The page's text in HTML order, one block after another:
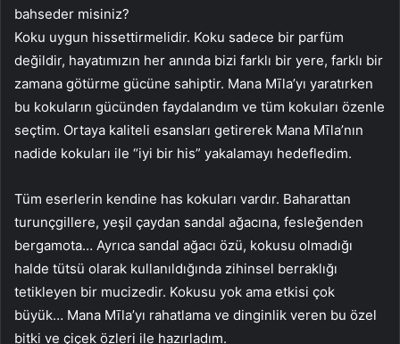
bahseder misiniz?
Koku uygun hissettirmelidir. Koku sadece bir parfüm
değildir, hayatımızın her anında bizi farklı bir yere, farklı bir
zamana götürme gücüne sahiptir. Mana Mīla’yı yaratırken
bu kokuların gücünden faydalandım ve tüm kokuları özenle
seçtim. Ortaya kaliteli esansları getirerek Mana Mīla’nın
nadide kokuları ile “iyi bir his” yakalamayı hedefledim.
Tüm eserlerin kendine has kokuları vardır. Baharattan
turunçgillere, yeşil çaydan sandal ağacına, fesleğenden
bergamota… Ayrıca sandal ağacı özü, kokusu olmadığı
halde tütsü olarak kullanıldığında zihinsel berraklığı
tetikleyen bir mucizedir. Kokusu yok ama etkisi çok
büyük… Mana Mīla’yı rahatlama ve dinginlik veren bu özel
bitki ve çiçek özleri ile hazırladım.